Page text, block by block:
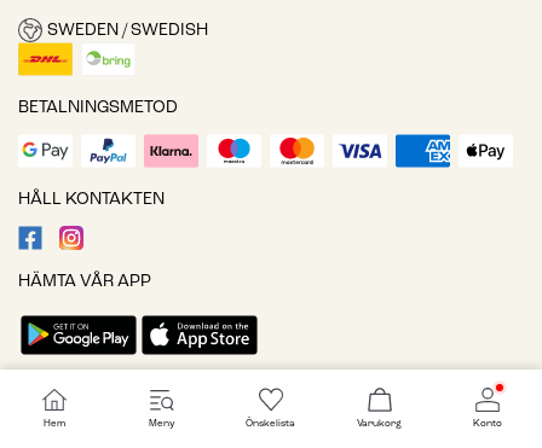
SWEDEN / SWEDISH
BETALNINGSMETOD
HÅLL KONTAKTEN
HÄMTA VÅR APP
Cookieinställningar
Hem Meny Önskelista Varukorg Konto